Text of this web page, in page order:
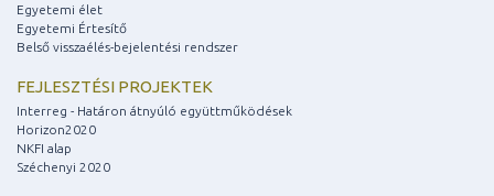
Egyetemi élet
Egyetemi Értesítő
Belső visszaélés-bejelentési rendszer
FEJLESZTÉSI PROJEKTEK
Interreg - Határon átnyúló együttműködések
Horizon2020
NKFI alap
Széchenyi 2020